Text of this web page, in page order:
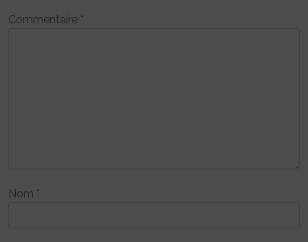
Commentaire *
Nom *